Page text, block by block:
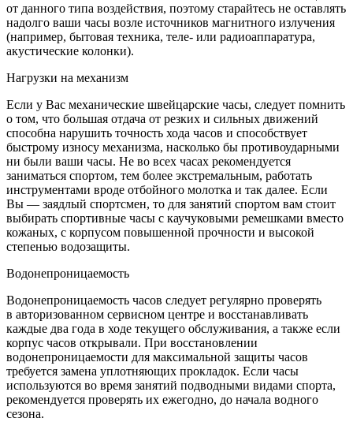
от данного типа воздействия, поэтому старайтесь не оставлять
надолго ваши часы возле источников магнитного излучения
(например, бытовая техника, теле- или радиоаппаратура,
акустические колонки).
Нагрузки на механизм
Если у Вас механические швейцарские часы, следует помнить
о том, что большая отдача от резких и сильных движений
способна нарушить точность хода часов и способствует
быстрому износу механизма, насколько бы противоударными
ни были ваши часы. Не во всех часах рекомендуется
заниматься спортом, тем более экстремальным, работать
инструментами вроде отбойного молотка и так далее. Если
Вы — заядлый спортсмен, то для занятий спортом вам стоит
выбирать спортивные часы с каучуковыми ремешками вместо
кожаных, с корпусом повышенной прочности и высокой
степенью водозащиты.
Водонепроницаемость
Водонепроницаемость часов следует регулярно проверять
в авторизованном сервисном центре и восстанавливать
каждые два года в ходе текущего обслуживания, а также если
корпус часов открывали. При восстановлении
водонепроницаемости для максимальной защиты часов
требуется замена уплотняющих прокладок. Если часы
используются во время занятий подводными видами спорта,
рекомендуется проверять их ежегодно, до начала водного
сезона.